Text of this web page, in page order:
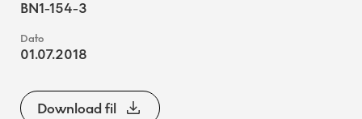
BN1-154-3
01.07.2018
Download fil